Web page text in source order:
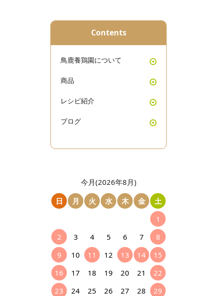
Contents
鳥鹿養鶏園について
商品
レシピ紹介
ブログ
今月(2026年8月)
日
月 火 水 木 金
土
1
2
3 4 5 6 7
8
9
10 11 12 13 14
15
16
17 18 19 20 21
22
23
24 25 26 27 28
29